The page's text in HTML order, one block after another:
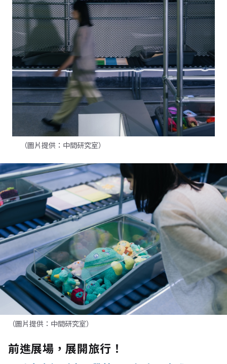
（圖片提供：中間研究室）
（圖片提供：中間研究室）
入境未來報到處：帶著另一個自己出發